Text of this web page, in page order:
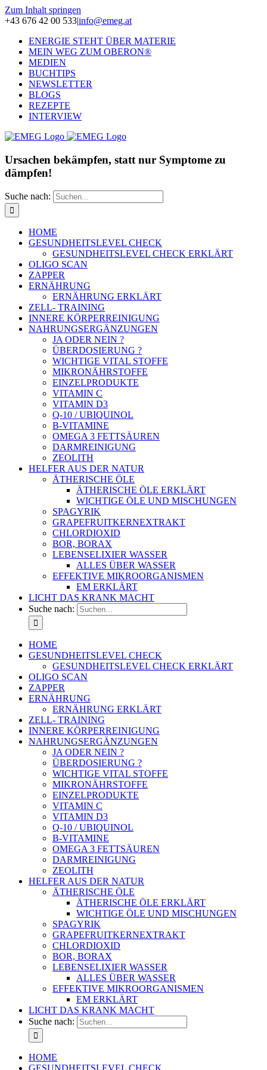
Zum Inhalt springen
+43 676 42 00 533|info@emeg.at
ENERGIE STEHT ÜBER MATERIE
MEIN WEG ZUM OBERON®
MEDIEN
BUCHTIPS
NEWSLETTER
BLOGS
REZEPTE
INTERVIEW
Ursachen bekämpfen, statt nur Symptome zu
dämpfen!
Suche nach:
HOME
GESUNDHEITSLEVEL CHECK
GESUNDHEITSLEVEL CHECK ERKLÄRT
OLIGO SCAN
ZAPPER
ERNÄHRUNG
ERNÄHRUNG ERKLÄRT
ZELL- TRAINING
INNERE KÖRPERREINIGUNG
NAHRUNGSERGÄNZUNGEN
JA ODER NEIN ?
ÜBERDOSIERUNG ?
WICHTIGE VITAL STOFFE
MIKRONÄHRSTOFFE
EINZELPRODUKTE
VITAMIN C
VITAMIN D3
Q-10 / UBIQUINOL
B-VITAMINE
OMEGA 3 FETTSÄUREN
DARMREINIGUNG
ZEOLITH
HELFER AUS DER NATUR
ÄTHERISCHE ÖLE
ÄTHERISCHE ÖLE ERKLÄRT
WICHTIGE ÖLE UND MISCHUNGEN
SPAGYRIK
GRAPEFRUITKERNEXTRAKT
CHLORDIOXID
BOR, BORAX
LEBENSELIXIER WASSER
ALLES ÜBER WASSER
EFFEKTIVE MIKROORGANISMEN
EM ERKLÄRT
LICHT DAS KRANK MACHT
Suche nach:
HOME
GESUNDHEITSLEVEL CHECK
GESUNDHEITSLEVEL CHECK ERKLÄRT
OLIGO SCAN
ZAPPER
ERNÄHRUNG
ERNÄHRUNG ERKLÄRT
ZELL- TRAINING
INNERE KÖRPERREINIGUNG
NAHRUNGSERGÄNZUNGEN
JA ODER NEIN ?
ÜBERDOSIERUNG ?
WICHTIGE VITAL STOFFE
MIKRONÄHRSTOFFE
EINZELPRODUKTE
VITAMIN C
VITAMIN D3
Q-10 / UBIQUINOL
B-VITAMINE
OMEGA 3 FETTSÄUREN
DARMREINIGUNG
ZEOLITH
HELFER AUS DER NATUR
ÄTHERISCHE ÖLE
ÄTHERISCHE ÖLE ERKLÄRT
WICHTIGE ÖLE UND MISCHUNGEN
SPAGYRIK
GRAPEFRUITKERNEXTRAKT
CHLORDIOXID
BOR, BORAX
LEBENSELIXIER WASSER
ALLES ÜBER WASSER
EFFEKTIVE MIKROORGANISMEN
EM ERKLÄRT
LICHT DAS KRANK MACHT
Suche nach:
HOME